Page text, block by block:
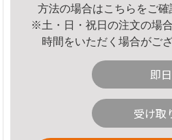
方法の場合はこちら をご確
※土・日・祝日の注文の場
時間をいただく場合がござ
即
受け取